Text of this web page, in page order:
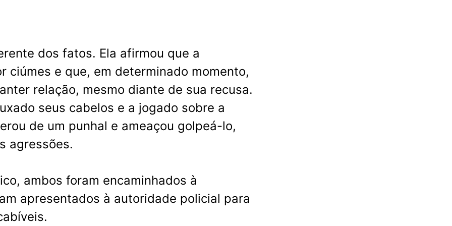
dos fatos. Ela afirmou que a
ciúmes e que, em determinado momento,
relação, mesmo diante de sua recusa.
seus cabelos e a jogado sobre a
de um punhal e ameaçou golpeá-lo,
agressões.
ambos foram encaminhados à
apresentados à autoridade policial para